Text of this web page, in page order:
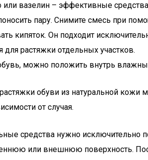
или вазелин – эффективные
пару. Снимите смесь при
кипяток. Он подходит
для растяжки отдельных участков.
можно положить внутрь
обуви из натуральной
от случая.
средства нужно исключительно
или внешнюю поверхность.